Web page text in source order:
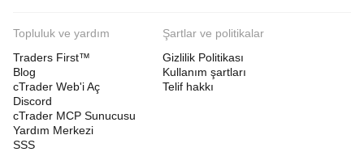
Topluluk ve yardım
Traders First™
Blog
cTrader Web'i Aç
Discord
cTrader MCP Sunucusu
Yardım Merkezi
SSS
Şartlar ve politikalar
Gizlilik Politikası
Kullanım şartları
Telif hakkı